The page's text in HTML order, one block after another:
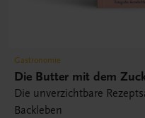
Gastronomie
Die Butter mit dem
Die unverzichtbare
Backleben